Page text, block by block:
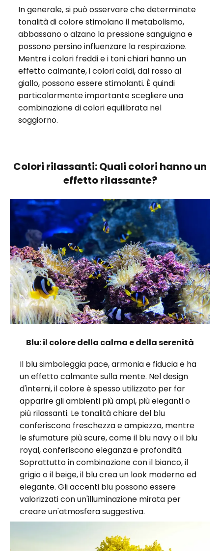
In generale, si può osservare che determinate
tonalità di colore stimolano il metabolismo,
abbassano o alzano la pressione sanguigna e
possono persino influenzare la respirazione.
Mentre i colori freddi e i toni chiari hanno un
effetto calmante, i colori caldi, dal rosso al
giallo, possono essere stimolanti. È quindi
particolarmente importante scegliere una
combinazione di colori equilibrata nel
soggiorno.
Colori rilassanti: Quali colori hanno un
effetto rilassante?
Blu: il colore della calma e della serenità
Il blu simboleggia pace, armonia e fiducia e ha
un effetto calmante sulla mente. Nel design
d'interni, il colore è spesso utilizzato per far
apparire gli ambienti più ampi, più eleganti o
più rilassanti. Le tonalità chiare del blu
conferiscono freschezza e ampiezza, mentre
le sfumature più scure, come il blu navy o il blu
royal, conferiscono eleganza e profondità.
Soprattutto in combinazione con il bianco, il
grigio o il beige, il blu crea un look moderno ed
elegante. Gli accenti blu possono essere
valorizzati con un'illuminazione mirata per
creare un'atmosfera suggestiva.